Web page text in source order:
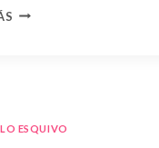
CONSULTA
ESQUIVO